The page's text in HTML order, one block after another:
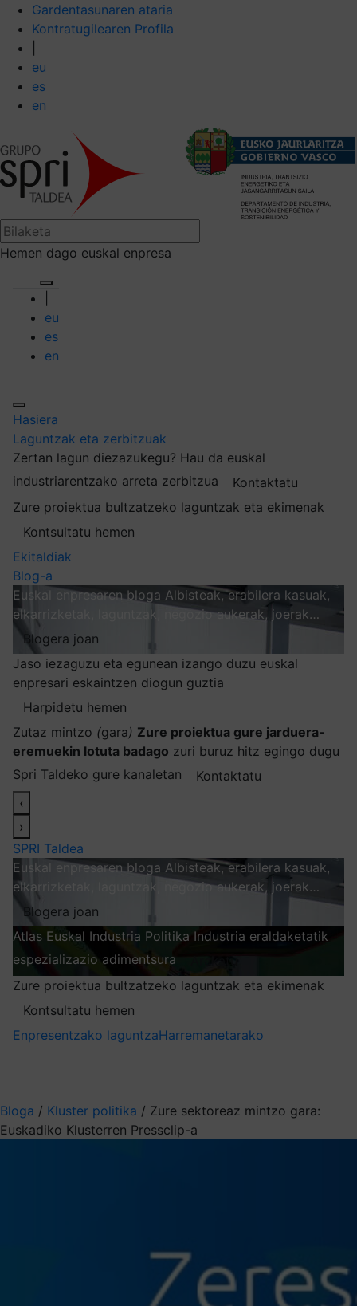
Gardentasunaren ataria
Kontratugilearen Profila
eu
es
en
Hemen dago euskal enpresa
eu
es
en
Hasiera
Laguntzak eta zerbitzuak
Zertan lagun diezazukegu? Hau da euskal
industriarentzako arreta zerbitzua
Kontaktatu
Zure proiektua bultzatzeko laguntzak eta ekimenak
Kontsultatu hemen
Ekitaldiak
Blog-a
Euskal enpresaren bloga Albisteak, erabilera kasuak,
elkarrizketak, laguntzak, negozio aukerak, joerak…
Blogera joan
Jaso iezaguzu eta egunean izango duzu euskal
enpresari eskaintzen diogun guztia
Harpidetu hemen
Zutaz mintzo (gara) Zure proiektua gure jarduera-
eremuekin lotuta badago zuri buruz hitz egingo dugu
Spri Taldeko gure kanaletan
Kontaktatu
‹
›
SPRI Taldea
Euskal enpresaren bloga Albisteak, erabilera kasuak,
elkarrizketak, laguntzak, negozio aukerak, joerak…
Blogera joan
Atlas Euskal Industria Politika Industria eraldaketatik
espezializazio adimentsura
Zure proiektua bultzatzeko laguntzak eta ekimenak
Kontsultatu hemen
Enpresentzako laguntzaHarremanetarako
Bloga / Kluster politika / Zure sektoreaz mintzo gara:
Euskadiko Klusterren Pressclip-a